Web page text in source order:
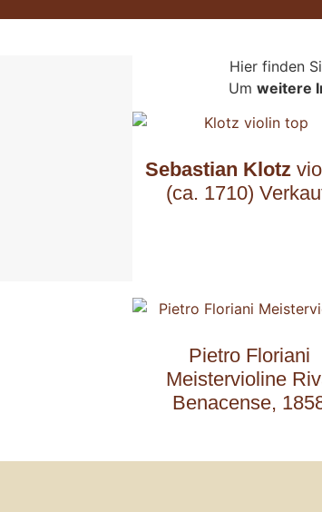
Hier finden
Um weitere
Sebastian Klotz
(ca. 1710)
Pietro Floriani
Meistervioline
Benacense,